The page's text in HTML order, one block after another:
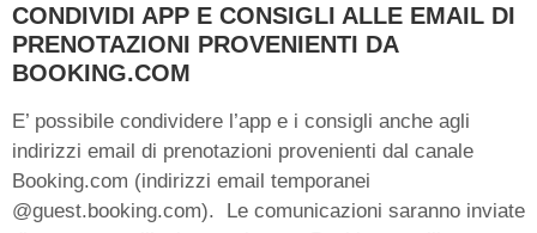
CONDIVIDI APP E CONSIGLI ALLE EMAIL DI
PRENOTAZIONI PROVENIENTI DA
BOOKING.COM
E’ possibile condividere l’app e i consigli anche agli
indirizzi email di prenotazioni provenienti dal canale
Booking.com (indirizzi email temporanei
@guest.booking.com). Le comunicazioni saranno inviate